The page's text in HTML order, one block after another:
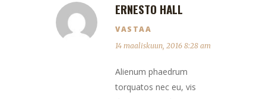
ERNESTO HALL
VASTAA
14 maaliskuun, 2016 8:28 am
Alienum phaedrum
torquatos nec eu, vis